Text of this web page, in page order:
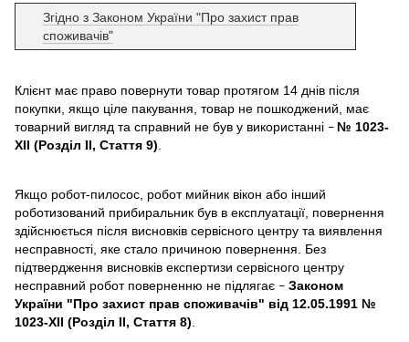
Згідно з Законом України "Про захист прав
споживачів"
Клієнт має право повернути товар протягом 14 днів після
покупки, якщо ціле пакування, товар не пошкоджений, має
товарний вигляд та справний не був у використанні – № 1023-
XII (Розділ II, Стаття 9)
Якщо робот-пилосос, робот мийник вікон або інший
роботизований прибиральник був в експлуатації, повернення
здійснюється після висновків сервісного центру та виявлення
несправності, яке стало причиною повернення. Без
підтвердження висновків експертизи сервісного центру
несправний робот поверненню не підлягає – Законом
України "Про захист прав споживачів" від 12.05.1991 №
1023-XII (Розділ II, Стаття 8)